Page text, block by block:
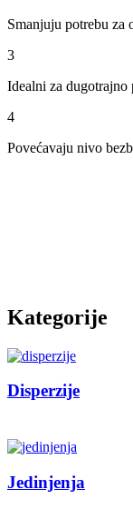
Smanjuju potrebu za
3
Idealni za dugotrajno
4
Povećavaju nivo
Kategorije
Disperzije
Jedinjenja